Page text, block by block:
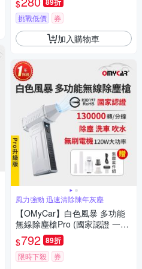
$
挑戰低價 券
加入購物車
風力強勁 迅速清除陳年灰塵
【OMyCar】白色風暴 多功能
無線除塵槍Pro (國家認證 一年
保固) 充氣洗車 暴力渦輪風扇
手持強力風槍 暴力吹風
$792 89折
限時下殺 券